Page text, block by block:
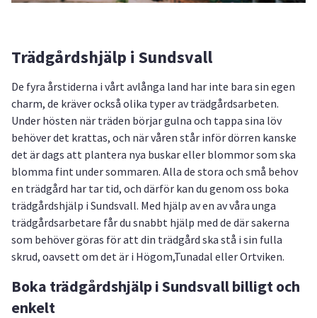
Trädgårdshjälp i Sundsvall
De fyra årstiderna i vårt avlånga land har inte bara sin egen
charm, de kräver också olika typer av trädgårdsarbeten.
Under hösten när träden börjar gulna och tappa sina löv
behöver det krattas, och när våren står inför dörren kanske
det är dags att plantera nya buskar eller blommor som ska
blomma fint under sommaren. Alla de stora och små behov
en trädgård har tar tid, och därför kan du genom oss boka
trädgårdshjälp i Sundsvall. Med hjälp av en av våra unga
trädgårdsarbetare får du snabbt hjälp med de där sakerna
som behöver göras för att din trädgård ska stå i sin fulla
skrud, oavsett om det är i Högom,Tunadal eller Ortviken.
Boka trädgårdshjälp i Sundsvall billigt och
enkelt